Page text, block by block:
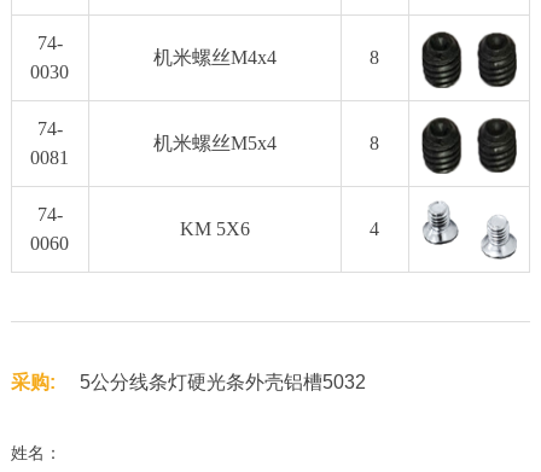
74-
0030
机米螺丝M4x4 8
74-
0081
机米螺丝M5x4 8
74-
0060
KM 5X6 4
采购: 5公分线条灯硬光条外壳铝槽5032
姓名：